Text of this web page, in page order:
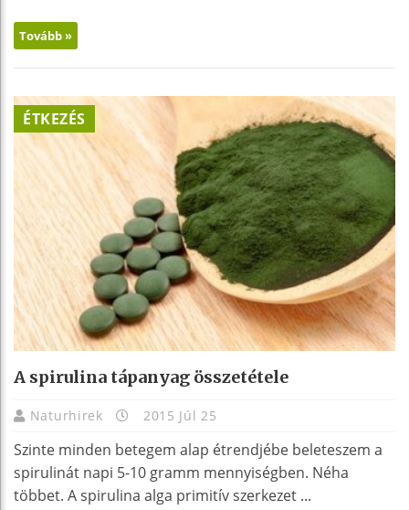
Tovább »
ÉTKEZÉS
A spirulina tápanyag összetétele
Naturhirek 2015 Júl 25
Szinte minden betegem alap étrendjébe beleteszem a
spirulinát napi 5-10 gramm mennyiségben. Néha
többet. A spirulina alga primitív szerkezet ...